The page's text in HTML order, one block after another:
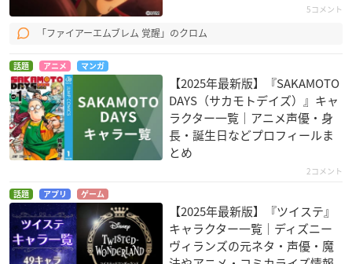
坂本ですが？
あっちゃん
バトルスピリッツ ダ
ブルドライブ
学戦都市アスタリス
テラフォーマーズ
リベンジ
蛭間一郎
番場宗介 聖ジョルジョ
5コメント
「ファイアーエムブレム 覚醒」のクロム
話題 アニメ マンガ
【2025年最新版】『SAKAMOTO
DAYS（サカモトデイズ）』キャ
ラクター一覧｜アニメ声優・身
長・誕生日などプロフィールま
とめ
2コメント
話題 アプリ ゲーム
【2025年最新版】『ツイステ』
キャラクター一覧｜ディズニー
ヴィランズの元ネタ・声優・魔